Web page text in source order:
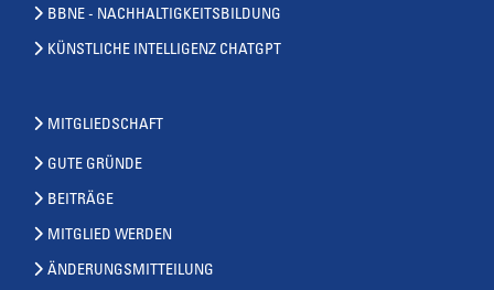
BBNE - NACHHALTIGKEITSBILDUNG
KÜNSTLICHE INTELLIGENZ CHATGPT
MITGLIEDSCHAFT
GUTE GRÜNDE
BEITRÄGE
MITGLIED WERDEN
ÄNDERUNGSMITTEILUNG